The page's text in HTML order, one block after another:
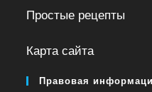
Простые рецепты
Карта сайта
Правовая